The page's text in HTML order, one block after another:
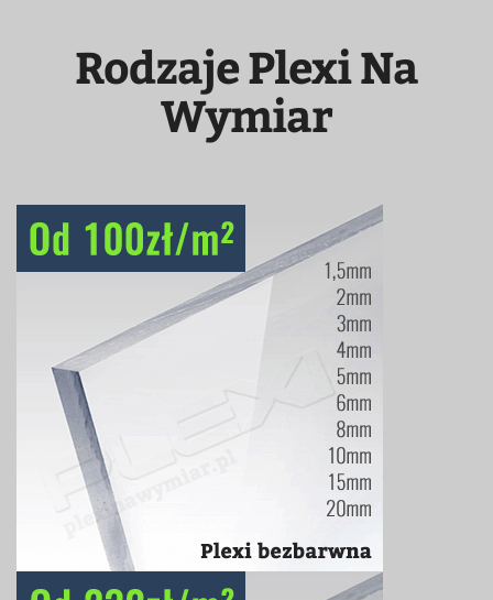
Rodzaje Plexi Na
Wymiar